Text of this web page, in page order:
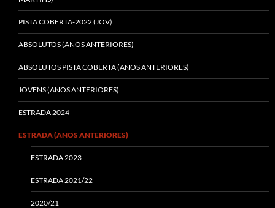
PISTA COBERTA-2022 (JOV)
ABSOLUTOS (ANOS ANTERIORES)
ABSOLUTOS PISTA COBERTA (ANOS ANTERIORES)
JOVENS (ANOS ANTERIORES)
ESTRADA 2024
ESTRADA (ANOS ANTERIORES)
ESTRADA 2023
ESTRADA 2021/22
2020/21